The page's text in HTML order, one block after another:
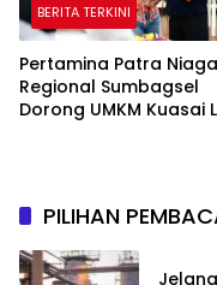
BERITA TERKINI
Pertamina Patra Niaga
Regional Sumbagsel
Dorong UMKM Kuasai
PILIHAN